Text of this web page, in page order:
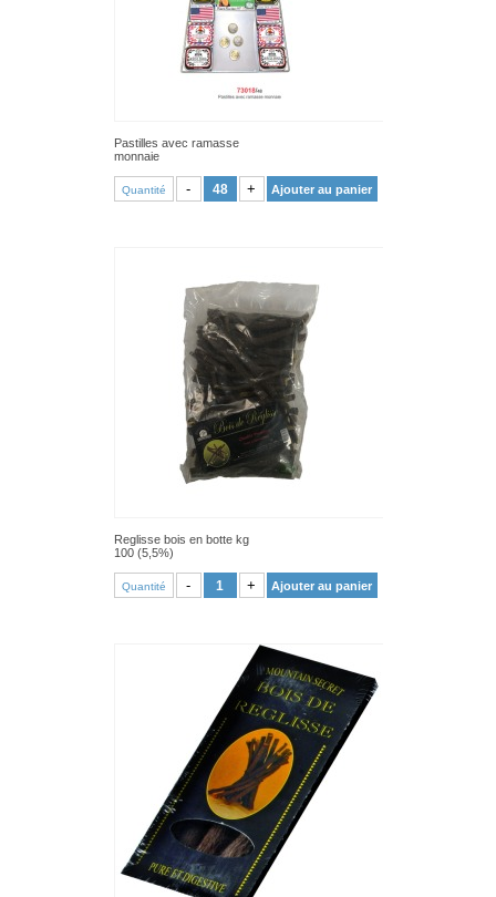
Pastilles avec ramasse
monnaie
Quantité - + Ajouter au panier
Reglisse bois en botte kg
100 (5,5%)
Quantité - + Ajouter au panier